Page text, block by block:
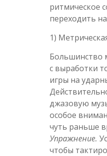
ритмическое
переходить
1)
Большинство
с выработки
игры на
джазовую
особое
чуть раньше
Упражнение.
чтобы